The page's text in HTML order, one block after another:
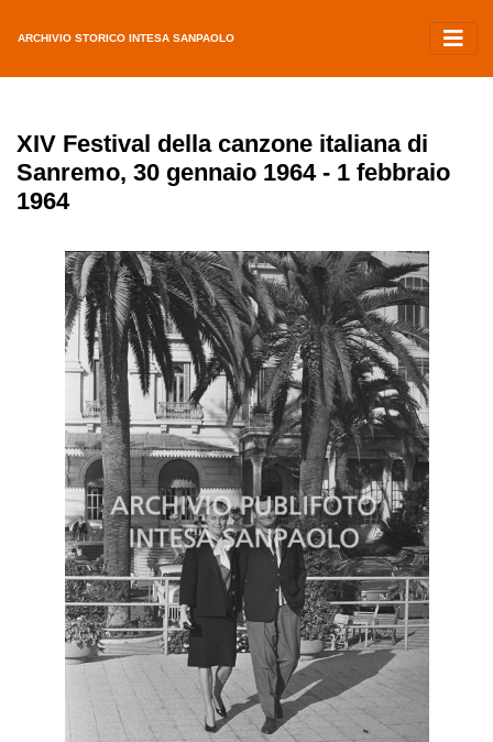
ARCHIVIO STORICO INTESA SANPAOLO
XIV Festival della canzone italiana di
Sanremo, 30 gennaio 1964 - 1 febbraio
1964